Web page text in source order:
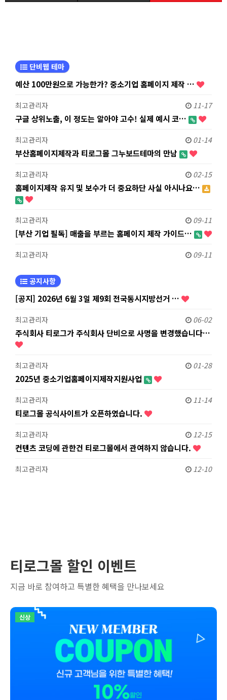
단비웹 테마
예산 100만원으로 가능한가? 중소기업 홈페이지 제작 …
최고관리자 11-17
구글 상위노출, 이 정도는 알아야 고수! 실제 예시 코…
최고관리자 01-14
부산홈페이지제작과 티로그몰 그누보드테마의 만남
최고관리자 02-15
홈페이지제작 유지 및 보수가 더 중요하단 사실 아시나요…
최고관리자 09-11
[부산 기업 필독] 매출을 부르는 홈페이지 제작 가이드…
최고관리자 09-11
공지사항
[공지] 2026년 6월 3일 제9회 전국동시지방선거 …
최고관리자 06-02
주식회사 티로그가 주식회사 단비으로 사명을 변경했습니다…
최고관리자 01-28
2025년 중소기업홈페이지제작지원사업
최고관리자 11-14
티로그몰 공식사이트가 오픈하였습니다.
최고관리자 12-15
컨텐츠 코딩에 관한건 티로그몰에서 관여하지 않습니다.
최고관리자 12-10
티로그몰 할인 이벤트
지금 바로 참여하고 특별한 혜택을 만나보세요
신상